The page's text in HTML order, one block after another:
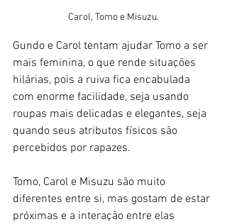
Carol, Tomo e Misuzu.
Gundo e Carol tentam ajudar Tomo a ser
mais feminina, o que rende situações
hilárias, pois a ruiva fica encabulada
com enorme facilidade, seja usando
roupas mais delicadas e elegantes, seja
quando seus atributos físicos são
percebidos por rapazes.
Tomo, Carol e Misuzu são muito
diferentes entre si, mas gostam de estar
próximas e a interação entre elas